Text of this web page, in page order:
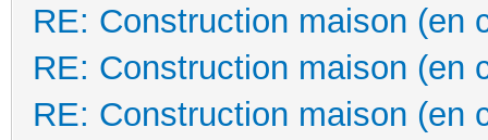
RE: Construction maison (en
RE: Construction maison (en
RE: Construction maison (en